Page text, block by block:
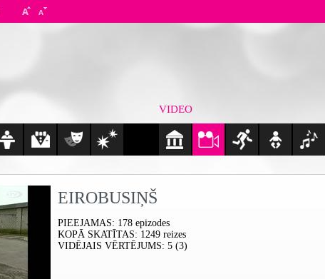
VIDEO
EIROBUSIŅŠ
PIEEJAMAS: 178 epizodes
KOPĀ SKATĪTAS: 1249 reizes
VIDĒJAIS VĒRTĒJUMS: 5 (3)